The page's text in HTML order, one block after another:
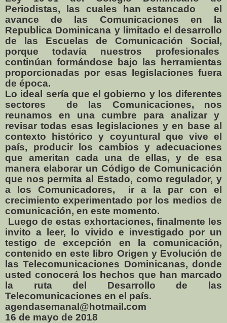
Periodistas, las cuales han estancado
el
avance de las Comunicaciones en la
Republica Dominicana y limitado el desarrollo
de las Escuelas de Comunicación Social,
porque todavía nuestros profesionales
continúan formándose bajo las herramientas
proporcionadas por esas legislaciones fuera
de época.
Lo ideal sería que el gobierno y los diferentes
sectores
de las Comunicaciones, nos
reunamos en una cumbre para analizar y
revisar todas esas legislaciones y en base al
contexto histórico y coyuntural que vive el
país, producir los cambios y adecuaciones
que ameritan cada una de ellas, y de esa
manera elaborar un Código de Comunicación
que nos permita al Estado, como regulador, y
a los Comunicadores,
ir a la par con el
crecimiento experimentado por los medios de
comunicación, en este momento.
Luego de estas exhortaciones, finalmente les
invito a leer, lo vivido e investigado por un
testigo de excepción en la comunicación,
contenido en este libro Origen y Evolución de
las Telecomunicaciones Dominicanas, donde
usted conocerá los hechos que han marcado
la ruta del Desarrollo de las
Telecomunicaciones en el país.
agendasemanal@hotmail.com
16 de mayo de 2018